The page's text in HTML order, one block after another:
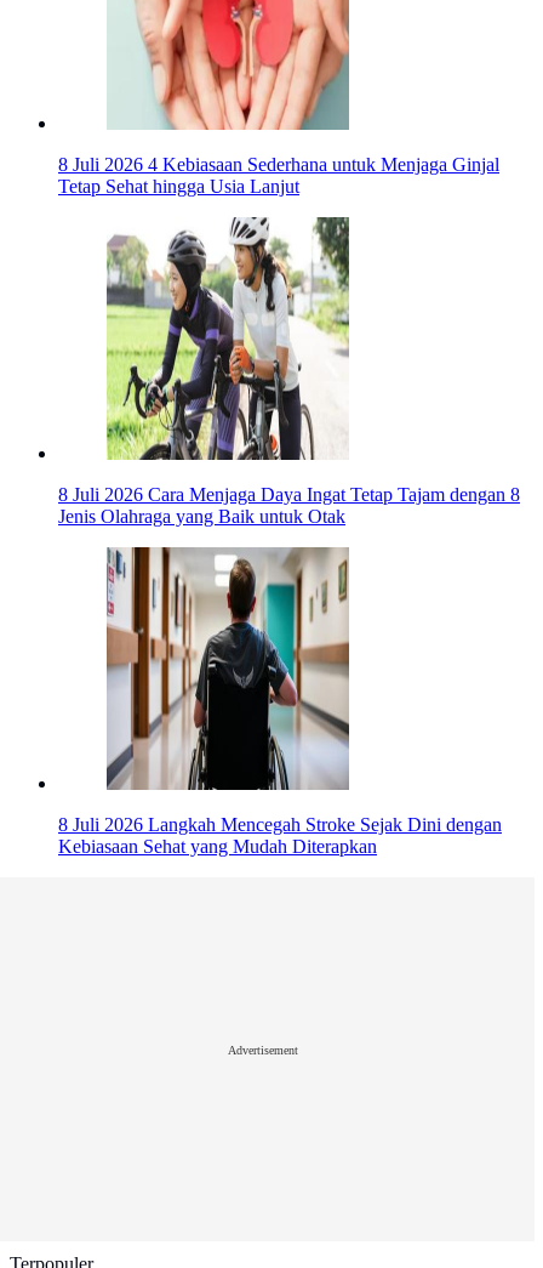
8 Juli 2026 4 Kebiasaan Sederhana untuk Menjaga Ginjal
Tetap Sehat hingga Usia Lanjut
8 Juli 2026 Cara Menjaga Daya Ingat Tetap Tajam dengan 8
Jenis Olahraga yang Baik untuk Otak
8 Juli 2026 Langkah Mencegah Stroke Sejak Dini dengan
Kebiasaan Sehat yang Mudah Diterapkan
Advertisement